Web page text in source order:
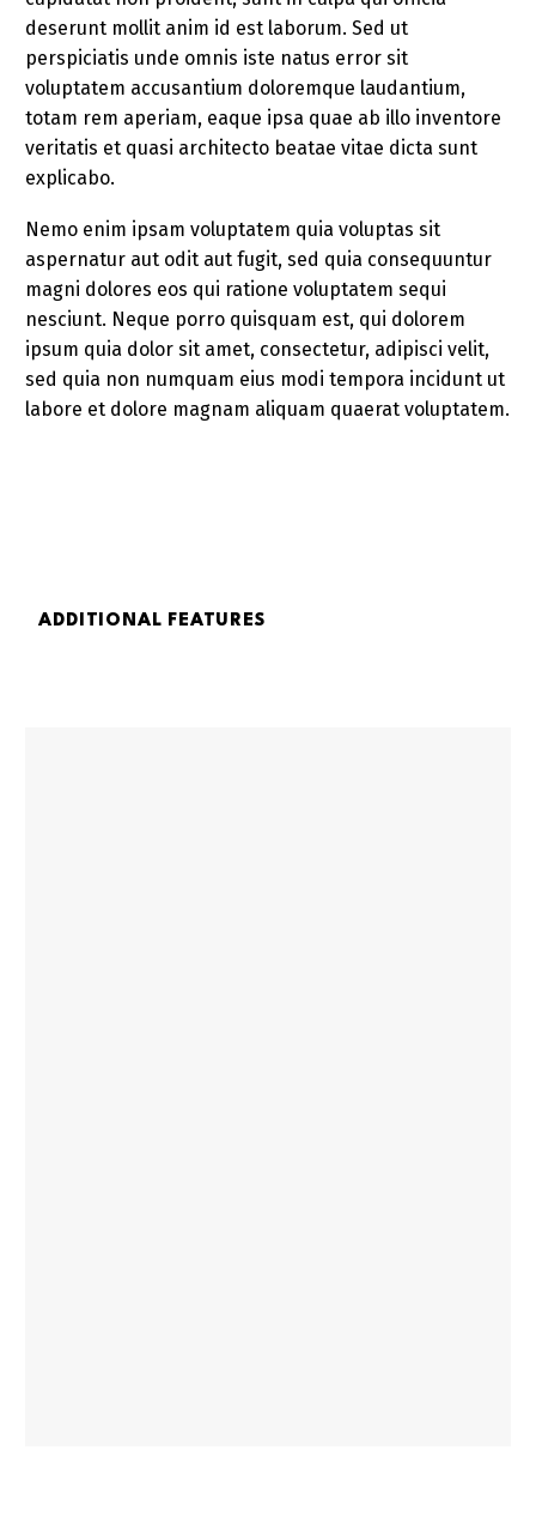
deserunt mollit anim id est laborum. Sed ut
perspiciatis unde omnis iste natus error sit
voluptatem accusantium doloremque laudantium,
totam rem aperiam, eaque ipsa quae ab illo inventore
veritatis et quasi architecto beatae vitae dicta sunt
explicabo.
Nemo enim ipsam voluptatem quia voluptas sit
aspernatur aut odit aut fugit, sed quia consequuntur
magni dolores eos qui ratione voluptatem sequi
nesciunt. Neque porro quisquam est, qui dolorem
ipsum quia dolor sit amet, consectetur, adipisci velit,
sed quia non numquam eius modi tempora incidunt ut
labore et dolore magnam aliquam quaerat voluptatem.
ADDITIONAL FEATURES